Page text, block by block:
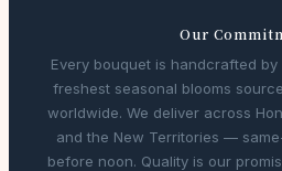
Our
Every bouquet is handcrafted
freshest seasonal blooms
worldwide. We deliver across
and the New Territories —
before noon. Quality is our